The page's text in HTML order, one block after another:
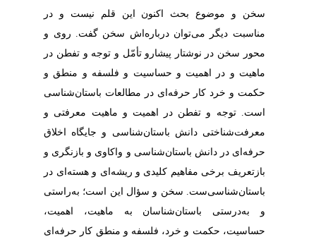
سخن و موضوع بحث اکنون این قلم نیست و در
مناسبت دیگر می‌توان درباره‌اش سخن گفت. روی و
محور سخن در نوشتار پیشارو تأمّل و توجه و تفطن در
ماهیت و در اهمیت و حساسیت و فلسفه و منطق و
حکمت و خرد کار حرفه‌ای در مطالعات باستان‌شناسی‌
است. توجه و تفطن در اهمیت و ماهیت معرفتی و
معرفت‌شناختی دانش باستان‌شناسی و جایگاه اخلاق
حرفه‌ای در دانش باستان‌شناسی و واکاوی و بازنگری و
بازتعریف برخی مفاهیم کلیدی و ریشه‌ای و هسته‌ای در
باستان‌شناسی‌ست. سخن و سؤال این است؛ به‌راستی
و به‌درستی باستان‌شناسان به ماهیت‌، اهمیت،
حساسیت، حکمت و خرد، فلسفه و منطق کار حرفه‌ای